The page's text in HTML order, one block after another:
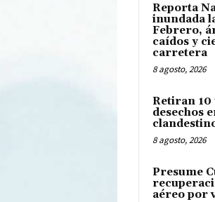
Reporta
inundada
Febrero,
caídos y
carretera
8 agosto, 2026
Retiran 10
desechos
8 agosto, 2026
Presume
aéreo por